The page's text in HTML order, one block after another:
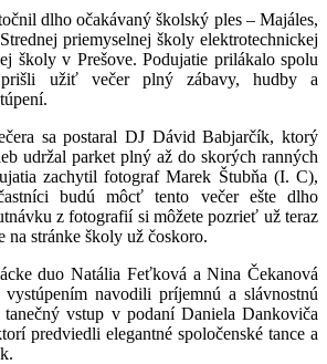
dlho očakávaný školský ples – Majáles,
priemyselnej školy elektrotechnickej
školy v Prešove. Podujatie prilákalo spolu
užiť večer plný zábavy, hudby a
sa postaral DJ Dávid Babjarčík, ktorý
udržal parket plný až do skorých ranných
zachytil fotograf Marek Štubňa (I. C),
budú môcť tento večer ešte dlho
z fotografií si môžete pozrieť už teraz
na stránke školy už čoskoro.
duo Natália Feťková a Nina Čekanová
navodili príjemnú a slávnostnú
tanečný vstup v podaní Daniela Dankoviča
predviedli elegantné spoločenské tance a